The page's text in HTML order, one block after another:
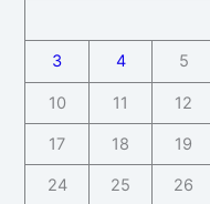
3 4 5
10 11 12
17 18 19
24 25 26